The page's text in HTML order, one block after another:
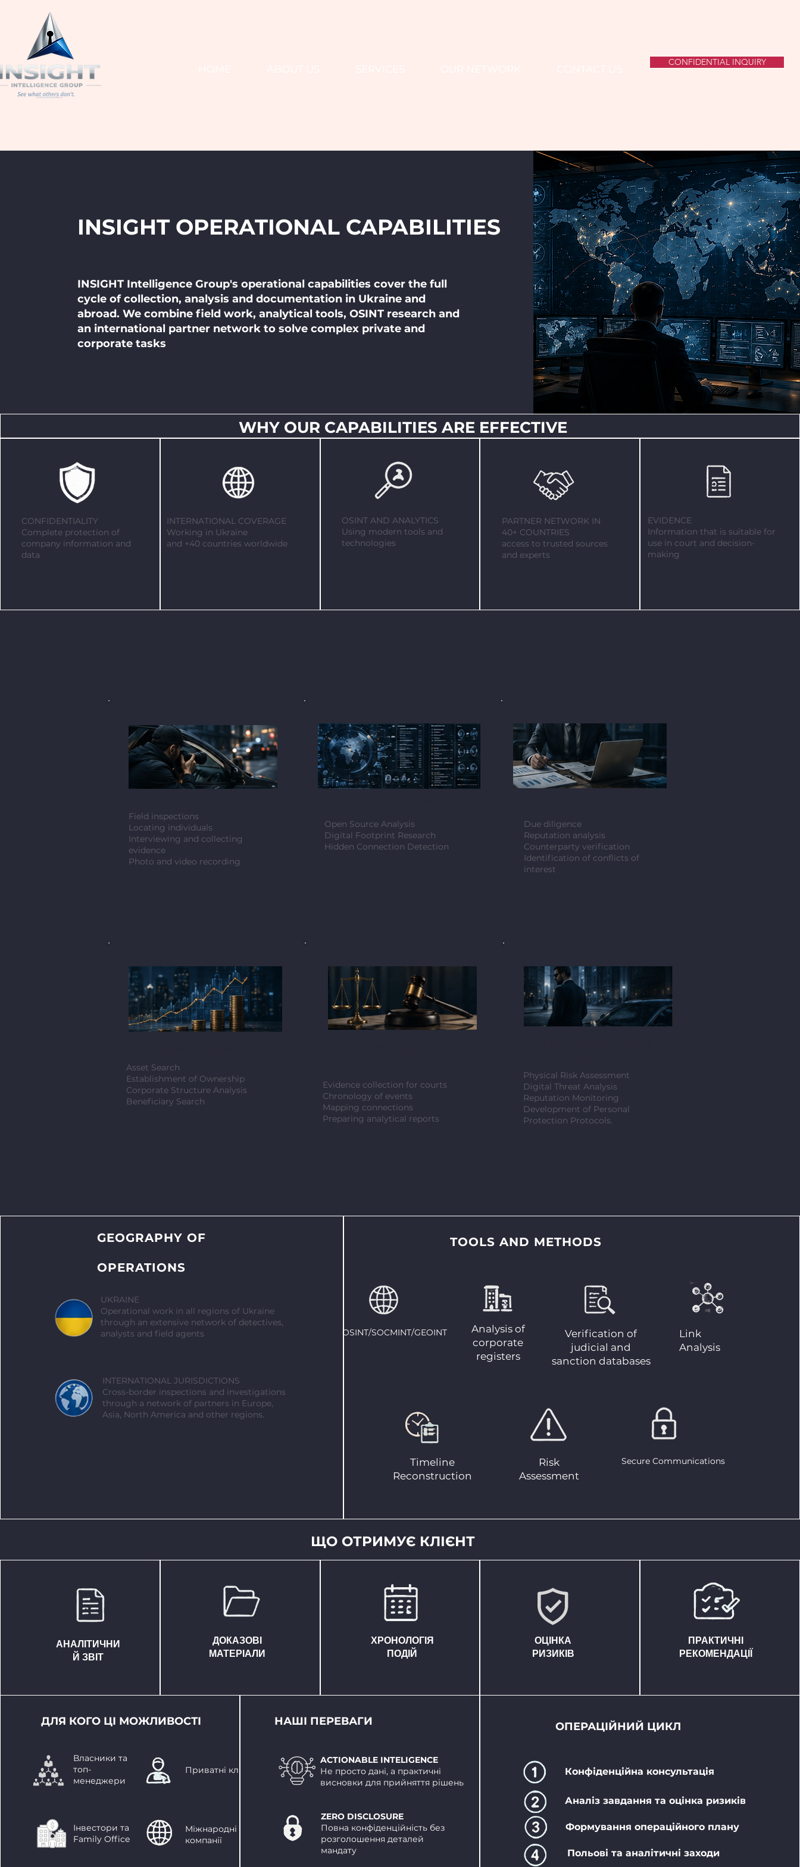
CONFIDENTIAL INQUIRY
INSIGHT OPERATIONAL CAPABILITIES
INSIGHT Intelligence Group's operational capabilities cover the full
cycle of collection, analysis and documentation in Ukraine and
abroad. We combine field work, analytical tools, OSINT research and
an international partner network to solve complex private and
corporate tasks
WHY OUR CAPABILITIES ARE EFFECTIVE
CONFIDENTIALITY
Complete protection of
company information and
data
INTERNATIONAL COVERAGE
Working in Ukraine
and +40 countries worldwide
OSINT AND ANALYTICS
Using modern tools and
technologies
PARTNER NETWORK IN
40+ COUNTRIES
access to trusted sources
and experts
EVIDENCE
Information that is suitable for
use in court and decision-
making
Field inspections
Locating individuals
Interviewing and collecting
evidence
Photo and video recording
Open Source Analysis
Digital Footprint Research
Hidden Connection Detection
Due diligence
Reputation analysis
Counterparty verification
Identification of conflicts of
interest
Asset Search
Establishment of Ownership
Corporate Structure Analysis
Beneficiary Search
Evidence collection for courts
Chronology of events
Mapping connections
Preparing analytical reports
Physical Risk Assessment
Digital Threat Analysis
Reputation Monitoring
Development of Personal
Protection Protocols.
GEOGRAPHY OF
OPERATIONS
UKRAINE
Operational work in all regions of Ukraine
through an extensive network of detectives,
analysts and field agents
INTERNATIONAL JURISDICTIONS
Cross-border inspections and investigations
through a network of partners in Europe,
Asia, North America and other regions.
TOOLS AND METHODS
OSINT/SOCMINT/GEOINT
Analysis of
corporate
registers
Verification of
judicial and
sanction databases
Link
Analysis
Timeline
Reconstruction
Risk
Assessment
Secure Communications
ЩО ОТРИМУЄ КЛІЄНТ
АНАЛІТИЧНИ
Й ЗВІТ
ДОКАЗОВІ
МАТЕРІАЛИ
ХРОНОЛОГІЯ
ПОДІЙ
ОЦІНКА
РИЗИКІВ
ПРАКТИЧНІ
РЕКОМЕНДАЦІЇ
ДЛЯ КОГО ЦІ МОЖЛИВОСТІ
Власники та
топ-
менеджери
Приватні клієнти
Інвестори та
Family Office
Міжнародні
компанії
НАШІ ПЕРЕВАГИ
ACTIONABLE INTELIGENCE
Не просто дані, а практичні
висновки для прийняття рішень
ZERO DISCLOSURE
Повна конфіденційність без
розголошення деталей
мандату
ОПЕРАЦІЙНИЙ ЦИКЛ
Конфіденційна консультація
Аналіз завдання та оцінка ризиків
Формування операційного плану
Польові та аналітичні заходи